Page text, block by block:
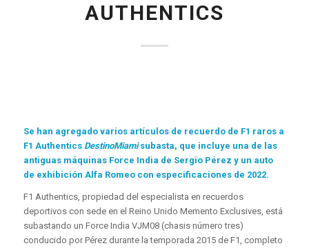
AUTHENTICS
Se han agregado varios artículos de recuerdo de F1 raros a
F1 Authentics DestinoMiamisubasta, que incluye una de las
antiguas máquinas Force India de Sergio Pérez y un auto
de exhibición Alfa Romeo con especificaciones de 2022.
F1 Authentics, propiedad del especialista en recuerdos
deportivos con sede en el Reino Unido Memento Exclusives, está
subastando un Force India VJM08 (chasis número tres)
conducido por Pérez durante la temporada 2015 de F1, completo